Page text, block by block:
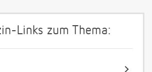
Links zum Thema: